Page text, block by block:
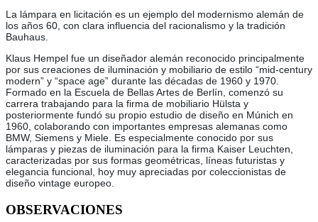
La lámpara en licitación es un ejemplo del modernismo alemán de
los años 60, con clara influencia del racionalismo y la tradición
Bauhaus.
Klaus Hempel fue un diseñador alemán reconocido principalmente
por sus creaciones de iluminación y mobiliario de estilo “mid-century
modern” y “space age” durante las décadas de 1960 y 1970.
Formado en la Escuela de Bellas Artes de Berlín, comenzó su
carrera trabajando para la firma de mobiliario Hülsta y
posteriormente fundó su propio estudio de diseño en Múnich en
1960, colaborando con importantes empresas alemanas como
BMW, Siemens y Miele. Es especialmente conocido por sus
lámparas y piezas de iluminación para la firma Kaiser Leuchten,
caracterizadas por sus formas geométricas, líneas futuristas y
elegancia funcional, hoy muy apreciadas por coleccionistas de
diseño vintage europeo.
OBSERVACIONES